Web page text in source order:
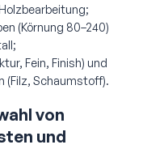
(Körnung 80–240)
Fein, Finish) und
(Filz, Schaumstoff).
von
und